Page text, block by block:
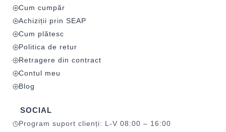
Cum cumpăr
Achiziții prin SEAP
Cum plătesc
Politica de retur
Retragere din contract
Contul meu
Blog
SOCIAL
Program suport clienți: L-V 08:00 – 16:00